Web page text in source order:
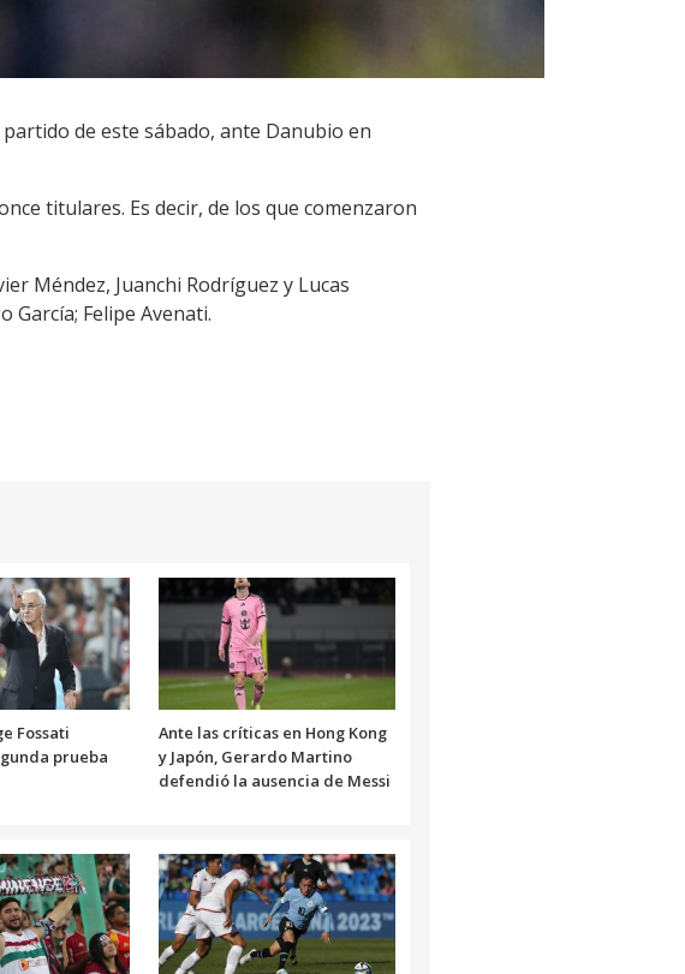
de este sábado, ante Danubio en
titulares. Es decir, de los que comenzaron
Méndez, Juanchi Rodríguez y Lucas
García; Felipe Avenati.
Fossati
prueba
Ante las críticas en Hong Kong
y Japón, Gerardo Martino
defendió la ausencia de Messi